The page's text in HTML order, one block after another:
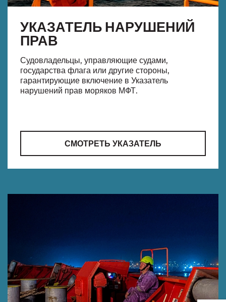
УКАЗАТЕЛЬ НАРУШЕНИЙ
ПРАВ
Судовладельцы, управляющие судами,
государства флага или другие стороны,
гарантирующие включение в Указатель
нарушений прав моряков МФТ.
СМОТРЕТЬ УКАЗАТЕЛЬ